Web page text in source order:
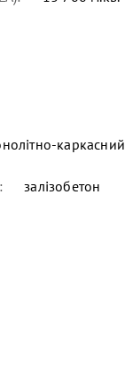
каркасний
залізобетон